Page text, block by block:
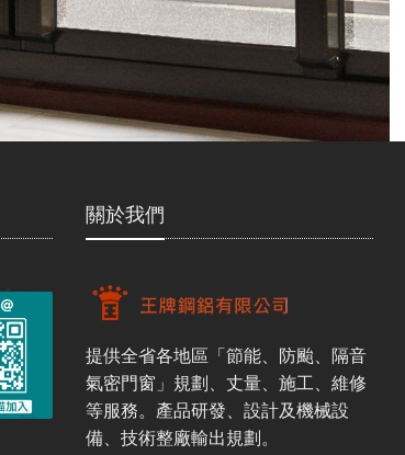
關於我們
提供全省各地區「節能、防颱、隔音
氣密門窗」規劃、丈量、施工、維修
等服務。產品研發、設計及機械設
備、技術整廠輸出規劃。